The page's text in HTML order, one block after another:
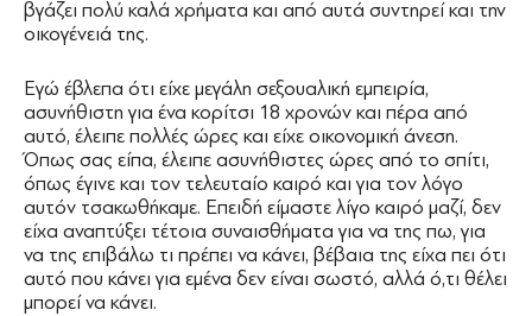
βγάζει πολύ καλά χρήματα και από αυτά συντηρεί και την
οικογένειά της.
Εγώ έβλεπα ότι είχε μεγάλη σεξουαλική εμπειρία,
ασυνήθιστη για ένα κορίτσι 18 χρονών και πέρα από
αυτό, έλειπε πολλές ώρες και είχε οικονομική άνεση.
Όπως σας είπα, έλειπε ασυνήθιστες ώρες από το σπίτι,
όπως έγινε και τον τελευταίο καιρό και για τον λόγο
αυτόν τσακωθήκαμε. Επειδή είμαστε λίγο καιρό μαζί, δεν
είχα αναπτύξει τέτοια συναισθήματα για να της πω, για
να της επιβάλω τι πρέπει να κάνει, βέβαια της είχα πει ότι
αυτό που κάνει για εμένα δεν είναι σωστό, αλλά ό,τι θέλει
μπορεί να κάνει.